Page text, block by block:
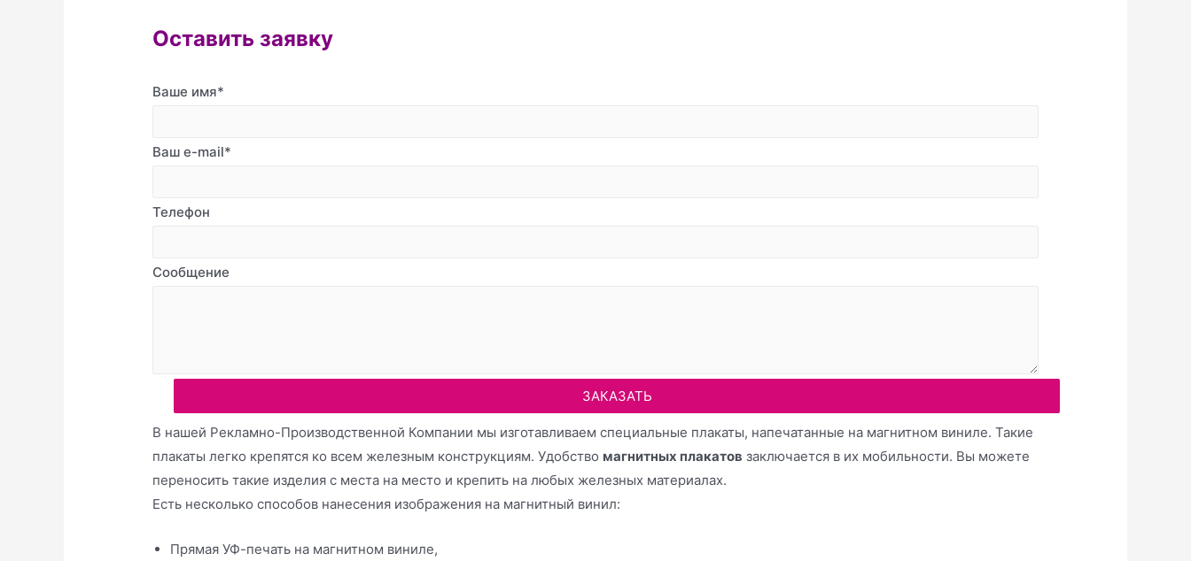
Оставить заявку
Ваше имя*
Ваш e-mail*
Телефон
Сообщение
В нашей Рекламно-Производственной Компании мы изготавливаем специальные плакаты, напечатанные на магнитном виниле. Такие
плакаты легко крепятся ко всем железным конструкциям. Удобство магнитных плакатов заключается в их мобильности. Вы можете
переносить такие изделия с места на место и крепить на любых железных материалах.
Есть несколько способов нанесения изображения на магнитный винил:
Прямая УФ-печать на магнитном виниле,